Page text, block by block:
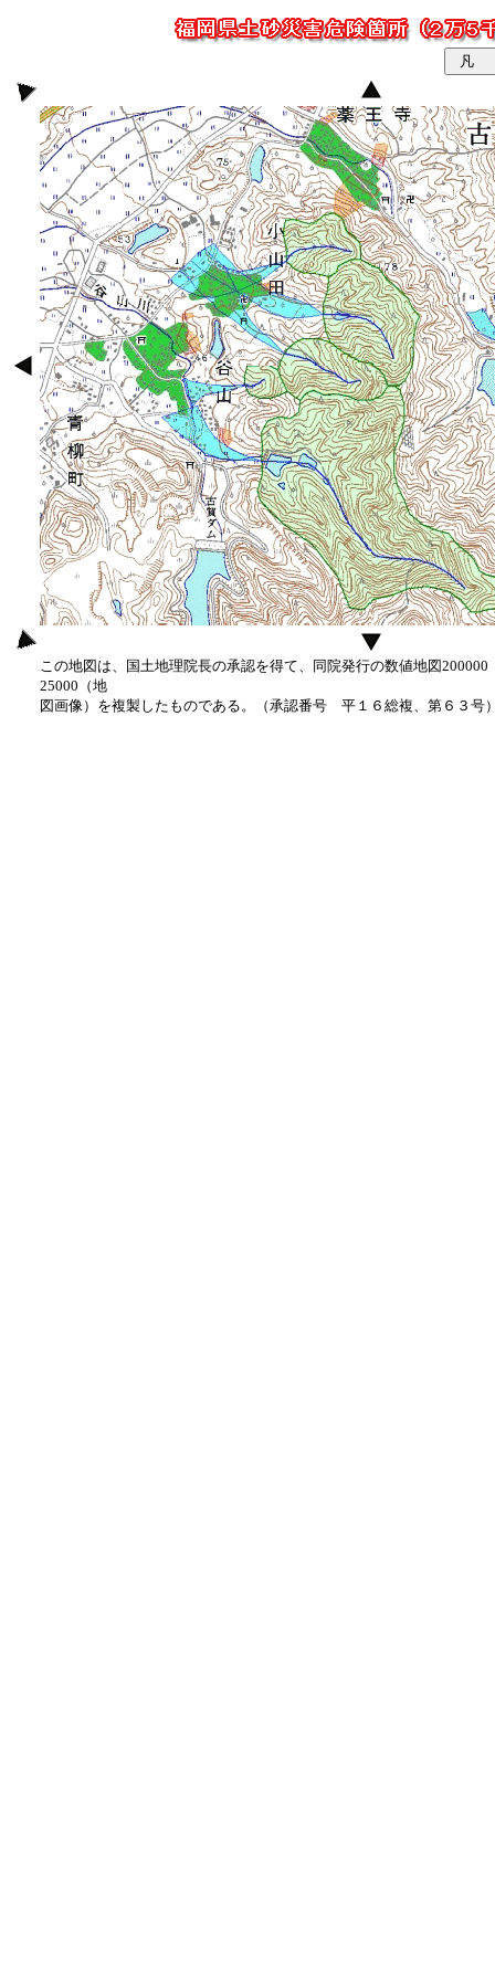
この地図は、国土地理院長の承認を得て、同院発行の数値地図
25000（地
図画像）を複製したものである。（承認番号 平１６総複、第６３号